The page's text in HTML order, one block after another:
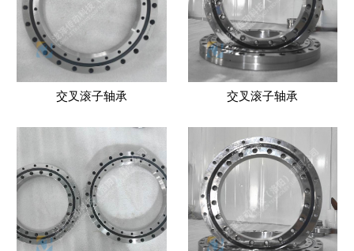
交叉滚子轴承 交叉滚子轴承